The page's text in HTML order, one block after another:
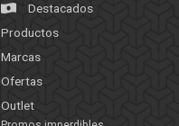
Destacados
Productos
Marcas
Ofertas
Outlet